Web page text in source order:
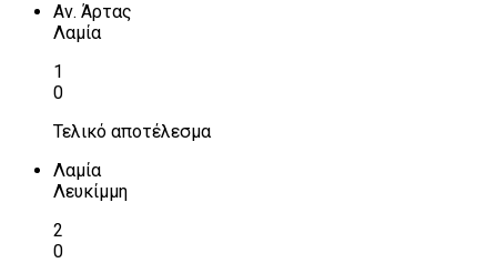
Αν. Άρτας
Λαμία
1
0
Τελικό αποτέλεσμα
Λαμία
Λευκίμμη
2
0